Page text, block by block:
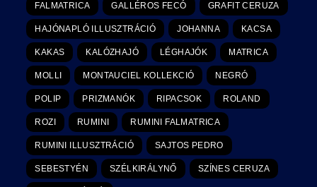
FALMATRICA GALLÉROS FECÓ GRAFIT CERUZA
HAJÓNAPLÓ ILLUSZTRÁCIÓ JOHANNA KACSA
KAKAS KALÓZHAJÓ LÉGHAJÓK MATRICA
MOLLI MONTAUCIEL KOLLEKCIÓ NEGRÓ
POLIP PRIZMANÓK RIPACSOK ROLAND
ROZI RUMINI RUMINI FALMATRICA
RUMINI ILLUSZTRÁCIÓ SAJTOS PEDRO
SEBESTYÉN SZÉLKIRÁLYNŐ SZÍNES CERUZA